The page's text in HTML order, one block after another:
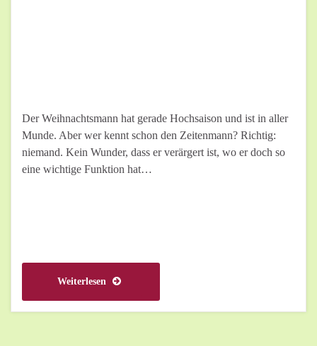
Der Weihnachtsmann hat gerade Hochsaison und ist in aller
Munde. Aber wer kennt schon den Zeitenmann? Richtig:
niemand. Kein Wunder, dass er verärgert ist, wo er doch so
eine wichtige Funktion hat…
Weiterlesen